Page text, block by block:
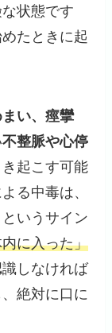
状態です
たときに起
い、痙攣
不整脈や心停
起こす可能
る中毒は、
いうサイン
に入った」
しなければ
絶対に口に